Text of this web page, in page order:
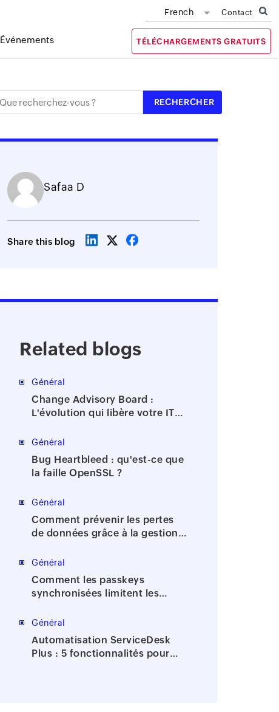
French Contact
Événements TÉLÉCHARGEMENTS GRATUITS
Safaa D
Share this blog
Related blogs
Général
Change Advisory Board :
L'évolution qui libère votre IT
Général
Bug Heartbleed : qu'est-ce que
la faille OpenSSL ?
Général
Comment prévenir les pertes
de données grâce à la gestion
Général
Comment les passkeys
synchronisées limitent les
Général
Automatisation ServiceDesk
Plus : 5 fonctionnalités pour